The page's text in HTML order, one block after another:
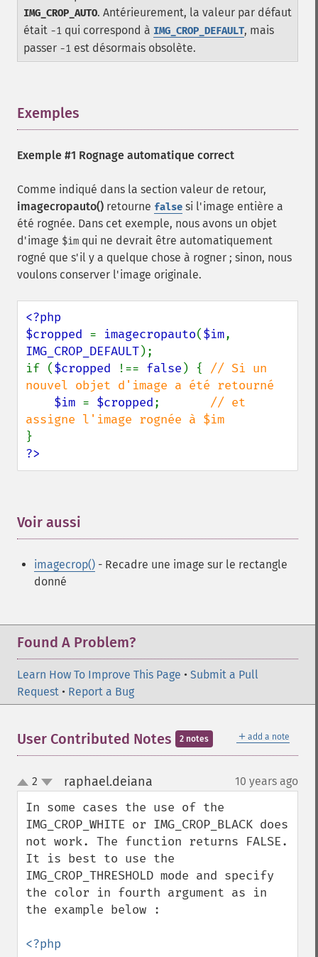
IMG_CROP_AUTO. Antérieurement, la valeur par défaut
était -1 qui correspond à IMG_CROP_DEFAULT, mais
passer -1 est désormais obsolète.
Exemples
Exemple #1 Rognage automatique correct
Comme indiqué dans la section valeur de retour,
imagecropauto() retourne false si l'image entière a
été rognée. Dans cet exemple, nous avons un objet
d'image $im qui ne devrait être automatiquement
rogné que s'il y a quelque chose à rogner ; sinon, nous
voulons conserver l'image originale.
<?php
$cropped = imagecropauto($im
IMG_CROP_DEFAULT);
if ($cropped !== false ) { // Si un
nouvel objet d'image a été retourné
$im = $cropped; // et
?>
Voir aussi
imagecrop() - Recadre une image sur le rectangle
donné
Found A Problem?
Learn How To Improve This Page • Submit a Pull
Request • Report a Bug
＋ add a note
User Contributed Notes 2 notes
up
down
2 raphael.deiana 10 years ago
In some cases the use of the
IMG_CROP_WHITE or IMG_CROP_BLACK does
not work. The function returns FALSE.
It is best to use the
IMG_CROP_THRESHOLD mode and specify
the color in fourth argument as in
the example below :
<?php